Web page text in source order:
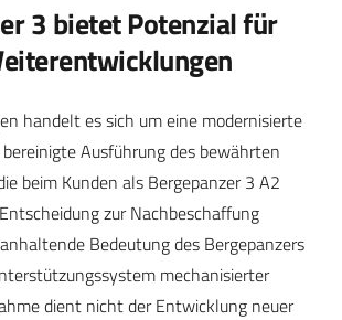
3 bietet Potenzial für
handelt es sich um eine modernisierte
Ausführung des bewährten
beim Kunden als Bergepanzer 3 A2
zur Nachbeschaffung
Bedeutung des Bergepanzers
mechanisierter
dient nicht der Entwicklung neuer